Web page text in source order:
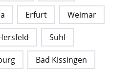
Erfurt Weimar
Suhl
Bad Kissingen